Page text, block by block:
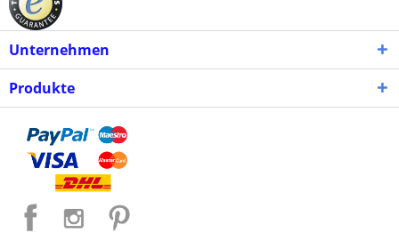
Unternehmen
Produkte